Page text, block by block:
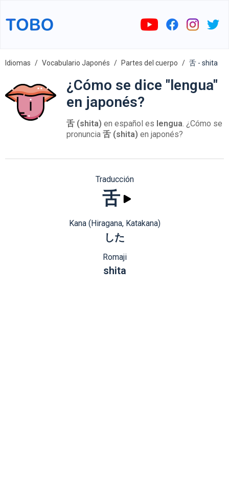
Idiomas Vocabulario Japonés Partes del cuerpo 舌 - shita
¿Cómo se dice "lengua"
en japonés?
舌 (shita) en español es lengua. ¿Cómo se
pronuncia 舌 (shita) en japonés?
Traducción
舌
Kana (Hiragana, Katakana)
した
Romaji
shita